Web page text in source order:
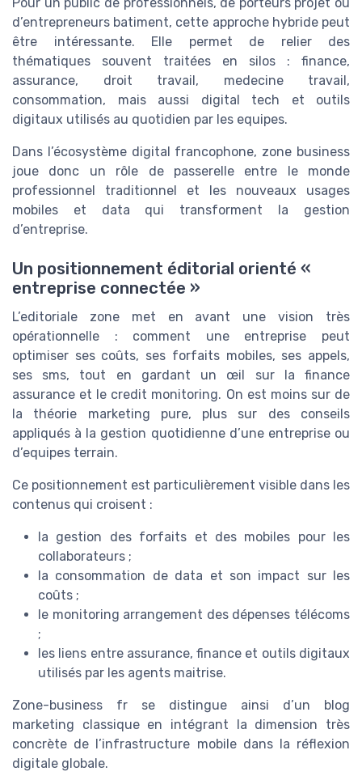
d’entrepreneurs batiment, cette approche hybride peut
être intéressante. Elle permet de relier des
thématiques souvent traitées en silos : finance,
assurance, droit travail, medecine travail,
consommation, mais aussi digital tech et outils
digitaux utilisés au quotidien par les equipes.
Dans l’écosystème digital francophone, zone business
joue donc un rôle de passerelle entre le monde
professionnel traditionnel et les nouveaux usages
mobiles et data qui transforment la gestion
d’entreprise.
Un positionnement éditorial orienté «
entreprise connectée »
L’editoriale zone met en avant une vision très
opérationnelle : comment une entreprise peut
optimiser ses coûts, ses forfaits mobiles, ses appels,
ses sms, tout en gardant un œil sur la finance
assurance et le credit monitoring. On est moins sur de
la théorie marketing pure, plus sur des conseils
appliqués à la gestion quotidienne d’une entreprise ou
d’equipes terrain.
Ce positionnement est particulièrement visible dans les
contenus qui croisent :
la gestion des forfaits et des mobiles pour les
collaborateurs ;
la consommation de data et son impact sur les
coûts ;
le monitoring arrangement des dépenses télécoms
;
les liens entre assurance, finance et outils digitaux
utilisés par les agents maitrise.
Zone-business fr se distingue ainsi d’un blog
marketing classique en intégrant la dimension très
concrète de l’infrastructure mobile dans la réflexion
digitale globale.